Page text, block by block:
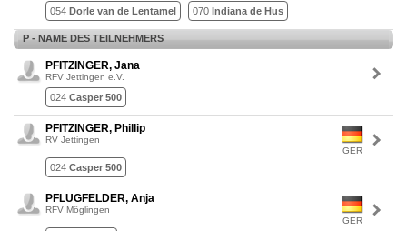
054 Dorle van de Lentamel 070 Indiana de Hus
P - NAME DES TEILNEHMERS
PFITZINGER, Jana
RFV Jettingen e.V.
024 Casper 500
GER
PFITZINGER, Phillip
RV Jettingen
024 Casper 500
GER
PFLUGFELDER, Anja
RFV Möglingen